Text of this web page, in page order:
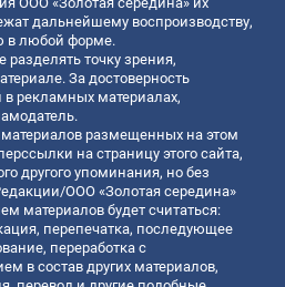
дальнейшему воспроизводству,
в любой форме.
разделять точку зрения,
За достоверность
рекламных материалах,
размещенных на этом
на страницу этого сайта,
другого упоминания, но без
ООО «Золотая середина»
материалов будет считаться:
перепечатка, последующее
переработка с
в состав других материалов,